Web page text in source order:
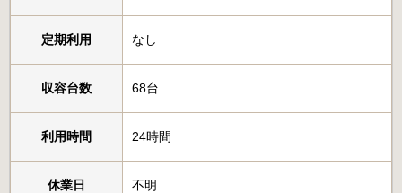
定期利用 なし
収容台数 68台
利用時間 24時間
休業日 不明